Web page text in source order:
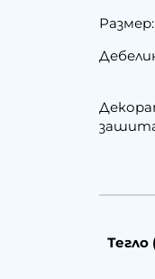
Тегло